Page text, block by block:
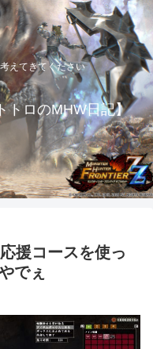
えてきてください
トロのMHW日記】
援コースを使っ
でぇ